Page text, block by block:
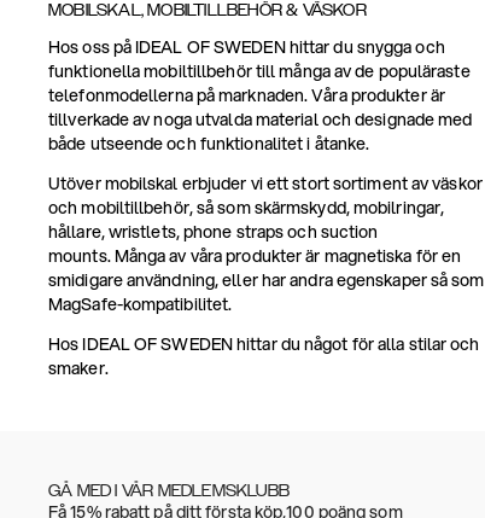
MOBILSKAL, MOBILTILLBEHÖR & VÄSKOR
Hos oss på IDEAL OF SWEDEN hittar du snygga och
funktionella mobiltillbehör till många av de populäraste
telefonmodellerna på marknaden. Våra produkter är
tillverkade av noga utvalda material och designade med
både utseende och funktionalitet i åtanke.
Utöver mobilskal erbjuder vi ett stort sortiment av väskor
och mobiltillbehör, så som skärmskydd, mobilringar,
hållare, wristlets, phone straps och suction
mounts. Många av våra produkter är magnetiska för en
smidigare användning, eller har andra egenskaper så som
MagSafe-kompatibilitet.
Hos IDEAL OF SWEDEN hittar du något för alla stilar och
smaker.
GÅ MED I VÅR MEDLEMSKLUBB
Få 15% rabatt på ditt första köp,100 poäng som